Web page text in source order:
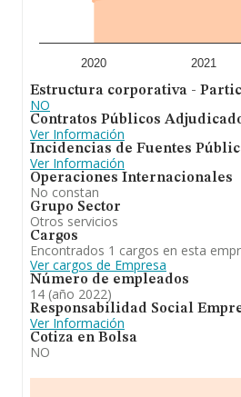
2020 2021
Estructura corporativa -
NO
Contratos Públicos
Ver Información
Incidencias de Fuentes
Ver Información
Operaciones Internacionales
No constan
Grupo Sector
Otros servicios
Cargos
Encontrados 1 cargos en esta
Ver cargos de Empresa
Número de empleados
14 (año 2022)
Responsabilidad Social
Ver Información
Cotiza en Bolsa
NO